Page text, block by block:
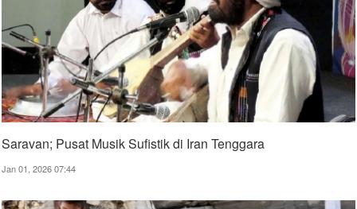
Saravan; Pusat Musik Sufistik di Iran Tenggara
Jan 01, 2026 07:44